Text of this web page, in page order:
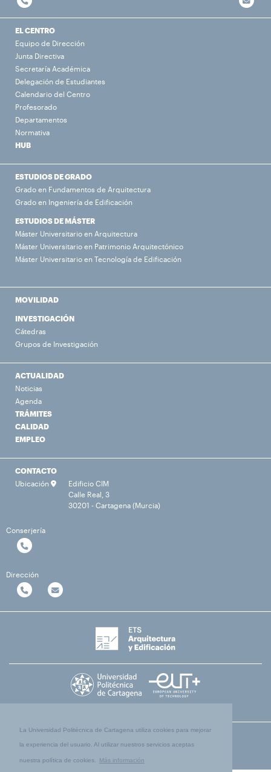
La Universidad Politécnica de Cartagena utiliza cookies para mejorar
la experiencia del usuario. Al utilizar nuestros servicios aceptas
nuestra política de cookies. Más información
EL CENTRO
Equipo de Dirección
Junta Directiva
Secretaría Académica
Delegación de Estudiantes
Calendario del Centro
Profesorado
Departamentos
Normativa
HUB
ESTUDIOS DE GRADO
Grado en Fundamentos de Arquitectura
Grado en Ingeniería de Edificación
ESTUDIOS DE MÁSTER
Máster Universitario en Arquitectura
Máster Universitario en Patrimonio Arquitectónico
Máster Universitario en Tecnología de Edificación
MOVILIDAD
INVESTIGACIÓN
Cátedras
Grupos de Investigación
ACTUALIDAD
Noticias
Agenda
TRÁMITES
CALIDAD
EMPLEO
CONTACTO
Ubicación
Edificio CIM
Calle Real, 3
30201 - Cartagena (Murcia)
Conserjería
Dirección